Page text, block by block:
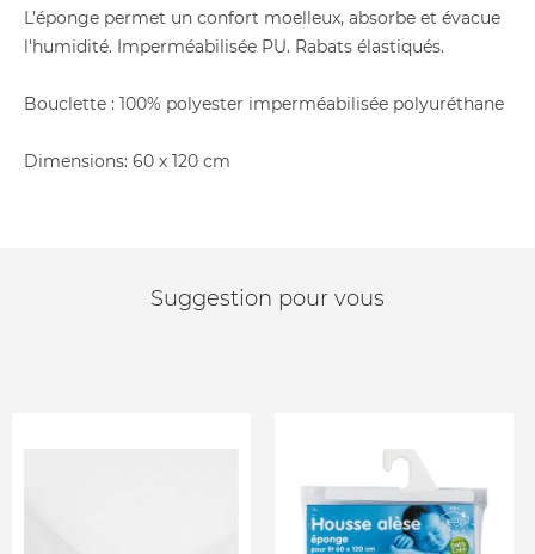
L’éponge permet un confort moelleux, absorbe et évacue
l'humidité. Imperméabilisée PU. Rabats élastiqués.
Bouclette : 100% polyester imperméabilisée polyuréthane
Dimensions: 60 x 120 cm
Suggestion pour vous